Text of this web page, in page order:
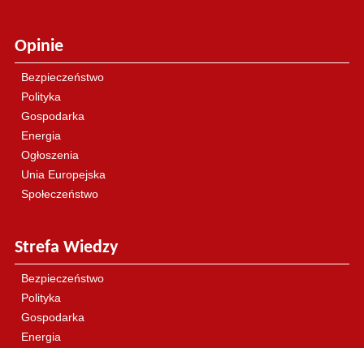
Opinie
Bezpieczeństwo
Polityka
Gospodarka
Energia
Ogłoszenia
Unia Europejska
Społeczeństwo
Strefa Wiedzy
Bezpieczeństwo
Polityka
Gospodarka
Energia